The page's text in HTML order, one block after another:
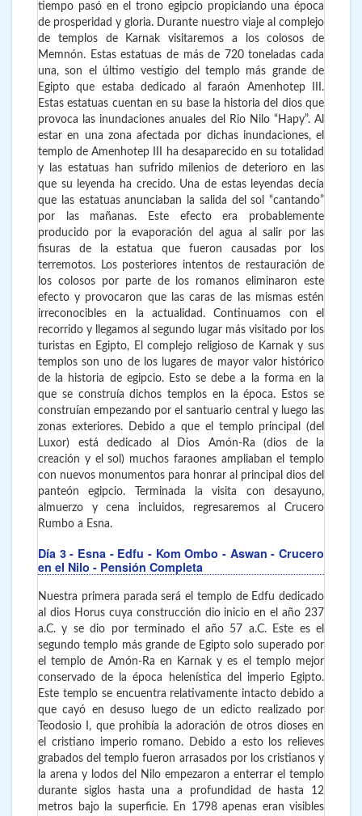
tiempo pasó en el trono egipcio propiciando una época
de prosperidad y gloria. Durante nuestro viaje al complejo
de templos de Karnak visitaremos a los colosos de
Memnón. Estas estatuas de más de 720 toneladas cada
una, son el último vestigio del templo más grande de
Egipto que estaba dedicado al faraón Amenhotep III.
Estas estatuas cuentan en su base la historia del dios que
provoca las inundaciones anuales del Rio Nilo “Hapy”. Al
estar en una zona afectada por dichas inundaciones, el
templo de Amenhotep III ha desaparecido en su totalidad
y las estatuas han sufrido milenios de deterioro en las
que su leyenda ha crecido. Una de estas leyendas decía
que las estatuas anunciaban la salida del sol “cantando”
por las mañanas. Este efecto era probablemente
producido por la evaporación del agua al salir por las
fisuras de la estatua que fueron causadas por los
terremotos. Los posteriores intentos de restauración de
los colosos por parte de los romanos eliminaron este
efecto y provocaron que las caras de las mismas estén
irreconocibles en la actualidad. Continuamos con el
recorrido y llegamos al segundo lugar más visitado por los
turistas en Egipto, El complejo religioso de Karnak y sus
templos son uno de los lugares de mayor valor histórico
de la historia de egipcio. Esto se debe a la forma en la
que se construía dichos templos en la época. Estos se
construían empezando por el santuario central y luego las
zonas exteriores. Debido a que el templo principal (del
Luxor) está dedicado al Dios Amón-Ra (dios de la
creación y el sol) muchos faraones ampliaban el templo
con nuevos monumentos para honrar al principal dios del
panteón egipcio. Terminada la visita con desayuno,
almuerzo y cena incluidos, regresaremos al Crucero
Rumbo a Esna.
Día 3 - Esna - Edfu - Kom Ombo - Aswan- Crucero
en el Nilo - Pensión Completa
Nuestra primera parada será el templo de Edfu dedicado
al dios Horus cuya construcción dio inicio en el año 237
a.C. y se dio por terminado el año 57 a.C. Este es el
segundo templo más grande de Egipto solo superado por
el templo de Amón-Ra en Karnak y es el templo mejor
conservado de la época helenística del imperio Egipto.
Este templo se encuentra relativamente intacto debido a
que cayó en desuso luego de un edicto realizado por
Teodosio I, que prohibía la adoración de otros dioses en
el cristiano imperio romano. Debido a esto los relieves
grabados del templo fueron arrasados por los cristianos y
la arena y lodos del Nilo empezaron a enterrar el templo
durante siglos hasta una a profundidad de hasta 12
metros bajo la superficie. En 1798 apenas eran visibles